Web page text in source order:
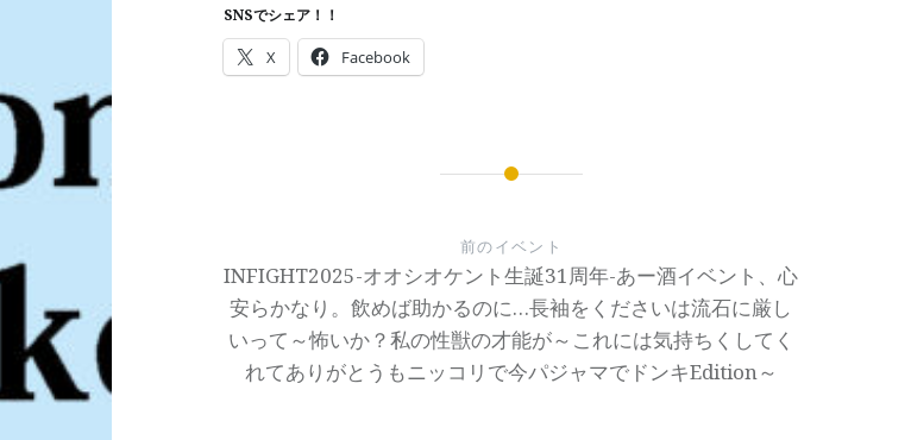
SNSでシェア！！
X Facebook
投
ビ
ー
前のイベント
INFIGHT2025-オオシオケント生誕31周年-あー酒イベント、心
安らかなり。飲めば助かるのに…長袖をくださいは流石に厳し
いって～怖いか？私の性獣の才能が～これには気持ちくしてく
れてありがとうもニッコリで今パジャマでドンキEdition～